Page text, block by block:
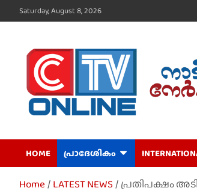
to
Saturday, August 8, 2026
CTV Online
HOME പ്രാദേശികം
Home LATEST NEWS പ്രതിപക്ഷം